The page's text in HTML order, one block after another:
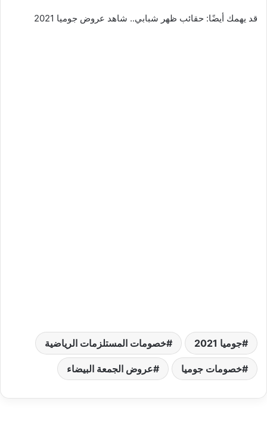
قد يهمك أيضًا: حقائب ظهر شبابي.. شاهد عروض جوميا 2021
جوميا 2021 خصومات المستلزمات الرياضية
خصومات جوميا عروض الجمعة البيضاء